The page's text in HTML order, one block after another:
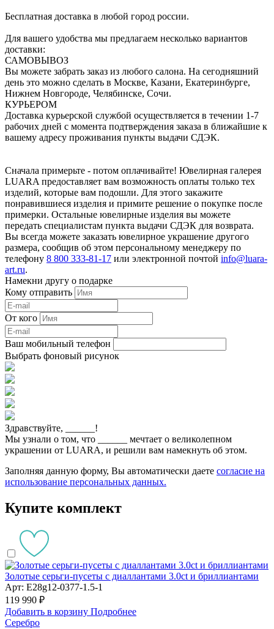
Бесплатная доставка в любой город россии.
Для вашего удобства мы предлагаем несколько вариантов
доставки:
САМОВЫВОЗ
Вы можете забрать заказ из любого салона. На сегодняшний
день это можно сделать в Москве, Казани, Екатеринбурге,
Нижнем Новгороде, Челябинске, Сочи.
КУРЬЕРОМ
Доставка курьерской службой осуществляется в течении 1-7
рабочих дней с момента подтверждения заказа в ближайшие к
вашему адресу проживания пункты выдачи СДЭК.
Сначала примерьте - потом оплачивайте! Ювелирная галерея
LUARA предоставляет вам возможность оплаты только тех
изделий, которые вам подошли. Для этого закажите
понравившиеся изделия и примите решение о покупке после
примерки. Остальные ювелирные изделия вы можете
передать специалистам пункта выдачи СДЭК для возврата.
Вы всегда можете заказать ювелирное украшение другого
размера, сообщив об этом персональному менеджеру по
телефону 8 800 333-81-17 или электронной почтой info@luara-
art.ru.
Намекни другу о подарке
Кому отправить
От кого
Ваш мобильный телефон
Выбрать фоновый рисунок
Здравствуйте,
!
Мы узнали о том, что
мечтает о великолепном
украшении от LUARA, и решили вам намекнуть об этом.
Заполняя данную форму, Вы автоматически даете согласие на
использование персональных данных.
Купите комплект
Золотые серьги-пусеты с диаллантами 3.0ct и бриллиантами
Арт: E28g12-0377-1.5-1
119 990 ₽
Добавить в корзину Подробнее
Серебро